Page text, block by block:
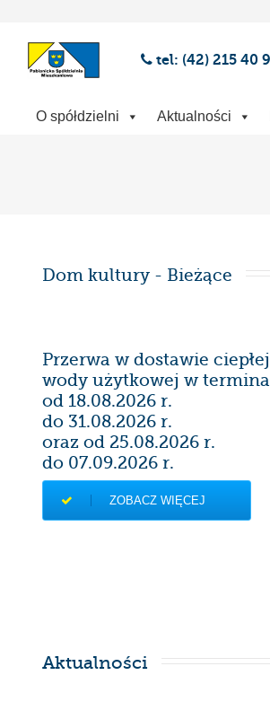
tel: (42) 215 40
O spółdzielni Aktualności
Dom kultury - Bieżące
Przerwa w dostawie ciepłej
wody użytkowej w
od 18.08.2026 r.
do 31.08.2026 r.
oraz od 25.08.2026 r.
do 07.09.2026 r.
ZOBACZ WIĘCEJ
Aktualności